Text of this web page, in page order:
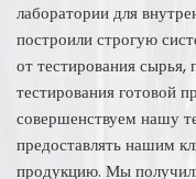
лаборатории для
построили строгую
от тестирования сырья,
тестирования готовой
совершенствуем нашу
предоставлять нашим
продукцию. Мы